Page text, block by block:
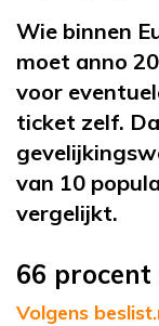
Wie binnen
moet anno
voor
ticket zelf.
van 10
vergelijkt.
66
Volgens